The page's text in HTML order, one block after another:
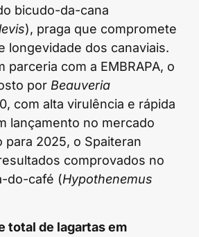
bicudo-da-cana
), praga que compromete
longevidade dos canaviais.
parceria com a EMBRAPA, o
por Beauveria
com alta virulência e rápida
lançamento no mercado
2025, o Spaiteran
comprovados no
do-café (Hypothenemus
total de lagartas em